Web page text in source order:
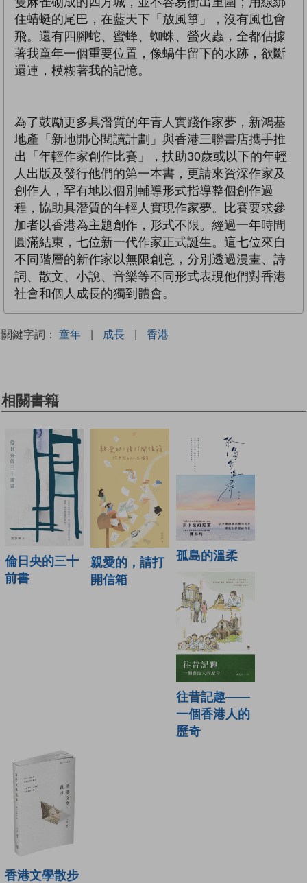
住蜻蜓的尾巴，在藍天下「放風箏」，沒有風也會
飛。還有四腳蛇、蜜蜂、蜘蛛、螢火蟲，全都佔據
著我童年一個重要位置，像蝸牛留下的水跡，欲斷
還連，模糊著我的記憶。
為了鼓勵更多具潛質的年青人實踐作家夢，新鴻基
地產「新地開心閱讀計劃」與香港三聯書店攜手推
出「年輕作家創作比賽」，扶助30歲或以下的年輕
人出版及發行他們的第一本書，更請來資深作家及
創作人，罕有地以個別輔導形式指導整個創作過
程，協助具潛質的年輕人實現作家夢。比賽要求參
加者以香港為主題創作，形式不限。經過一年時間
圓滿結束，七位新一代作家正式誕生。這七位來自
不同階層的新作家以無限創意，分別透過漫畫、詩
詞、散文、小說、音樂等不同形式表現他們對香港
社會和個人成長的獨到體會。
關鍵字詞： 童年 | 成長 | 香港
相關書籍
倫日央的三十
前書
親愛的，請打
開信箱
孤島的溫柔
往昔記趣——
一個香港人的
歷奇
香港文學散步